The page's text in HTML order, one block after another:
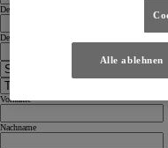
Dealer Language
Dealer Country
Vorname
Nachname
Alle ablehnen